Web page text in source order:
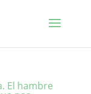
El hambre